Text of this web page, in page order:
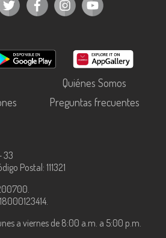
Quiénes Somos
Preguntas frecuentes
33
Postal: 111321
a viernes de 8:00 a.m. a 5:00 p.m.